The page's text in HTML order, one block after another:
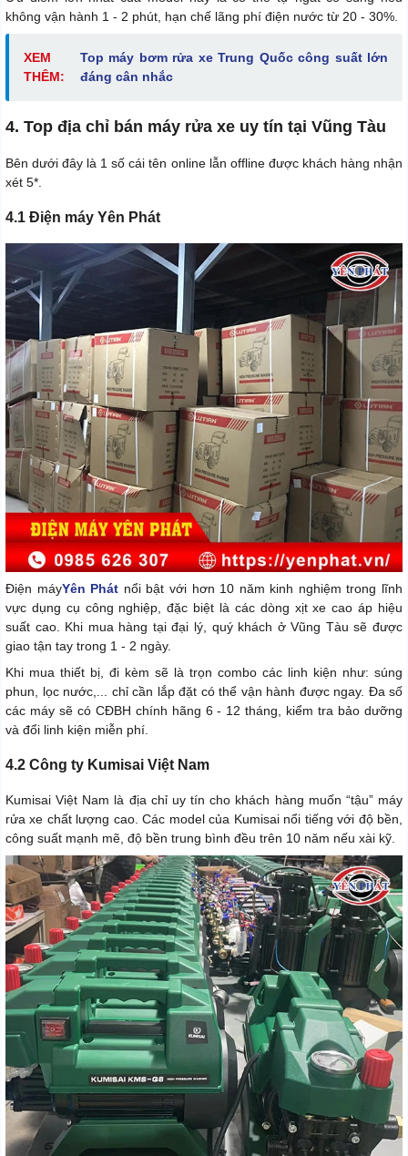
không vận hành 1 - 2 phút, hạn chế lãng phí điện nước từ 20 - 30%.
XEM
THÊM:
Top máy bơm rửa xe Trung Quốc công suất lớn
đáng cân nhắc
4. Top địa chỉ bán máy rửa xe uy tín tại Vũng Tàu
Bên dưới đây là 1 số cái tên online lẫn offline được khách hàng nhận
xét 5*.
4.1 Điện máy Yên Phát
Điện máyYên Phát nổi bật với hơn 10 năm kinh nghiệm trong lĩnh
vực dụng cụ công nghiệp, đặc biệt là các dòng xịt xe cao áp hiệu
suất cao. Khi mua hàng tại đại lý, quý khách ở Vũng Tàu sẽ được
giao tận tay trong 1 - 2 ngày.
Khi mua thiết bị, đi kèm sẽ là trọn combo các linh kiện như: súng
phun, lọc nước,... chỉ cần lắp đặt có thể vận hành được ngay. Đa số
các máy sẽ có CĐBH chính hãng 6 - 12 tháng, kiểm tra bảo dưỡng
và đổi linh kiện miễn phí.
4.2 Công ty Kumisai Việt Nam
Kumisai Việt Nam là địa chỉ uy tín cho khách hàng muốn “tậu” máy
rửa xe chất lượng cao. Các model của Kumisai nổi tiếng với độ bền,
công suất mạnh mẽ, độ bền trung bình đều trên 10 năm nếu xài kỹ.